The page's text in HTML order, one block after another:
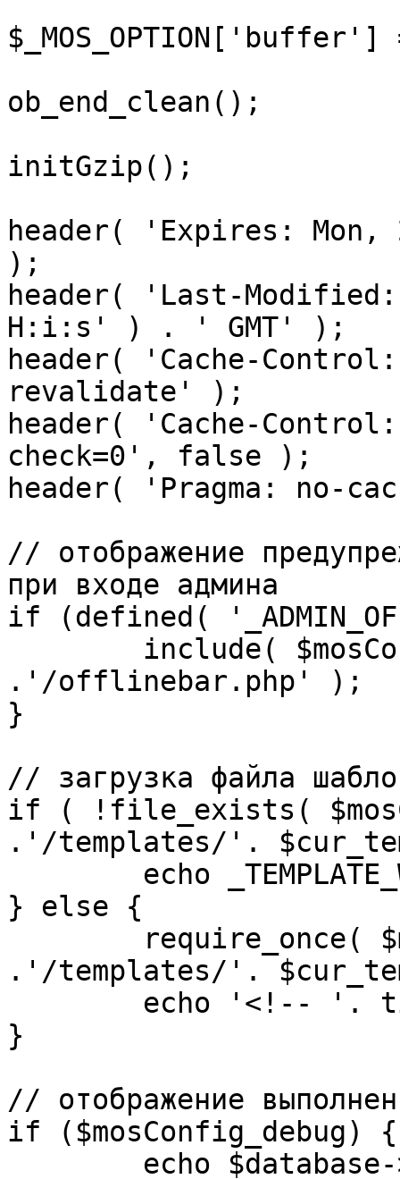
ob_end_clean();
initGzip();
header( 'Expires: Mon,
);
header( 'Last-
H:i:s' ) . ' GMT' );
header( 'Cache-
revalidate' );
header( 'Cache-
check=0', false );
header( 'Pragma: no-
// отображение
при входе админа
if (defined(
.'/offlinebar.php' );
}
// загрузка файла
if ( !file_exists(
.'/templates/'.
} else {
.'/templates/'.
}
// отображение
if ($mosConfig_debug) {